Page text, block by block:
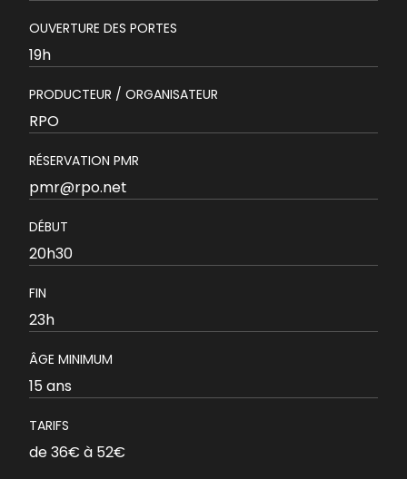
OUVERTURE DES PORTES
19h
PRODUCTEUR / ORGANISATEUR
RPO
RÉSERVATION PMR
pmr@rpo.net
DÉBUT
20h30
FIN
23h
ÂGE MINIMUM
15 ans
TARIFS
de 36€ à 52€